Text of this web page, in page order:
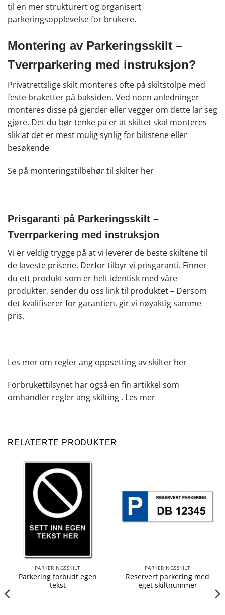
til en mer strukturert og organisert
parkeringsopplevelse for brukere.
Montering av Parkeringsskilt –
Tverrparkering med instruksjon?
Privatrettslige skilt monteres ofte på skiltstolpe med
feste braketter på baksiden. Ved noen anledninger
monteres disse på gjerder eller vegger om dette lar seg
gjøre. Det du bør tenke på er at skiltet skal monteres
slik at det er mest mulig synlig for bilistene eller
besøkende
Se på monteringstilbehør til skilter her
Prisgaranti på Parkeringsskilt –
Tverrparkering med instruksjon
Vi er veldig trygge på at vi leverer de beste skiltene til
de laveste prisene. Derfor tilbyr vi prisgaranti. Finner
du ett produkt som er helt identisk med våre
produkter, sender du oss link til produktet – Dersom
det kvalifiserer for garantien, gir vi nøyaktig samme
pris.
Les mer om regler ang oppsetting av skilter her
Forbrukettilsynet har også en fin artikkel som
omhandler regler ang skilting . Les mer
RELATERTE PRODUKTER
PARKERINGSSKILT
Parkering forbudt egen
tekst
PARKERINGSSKILT
Reservert parkering med
eget skiltnummer